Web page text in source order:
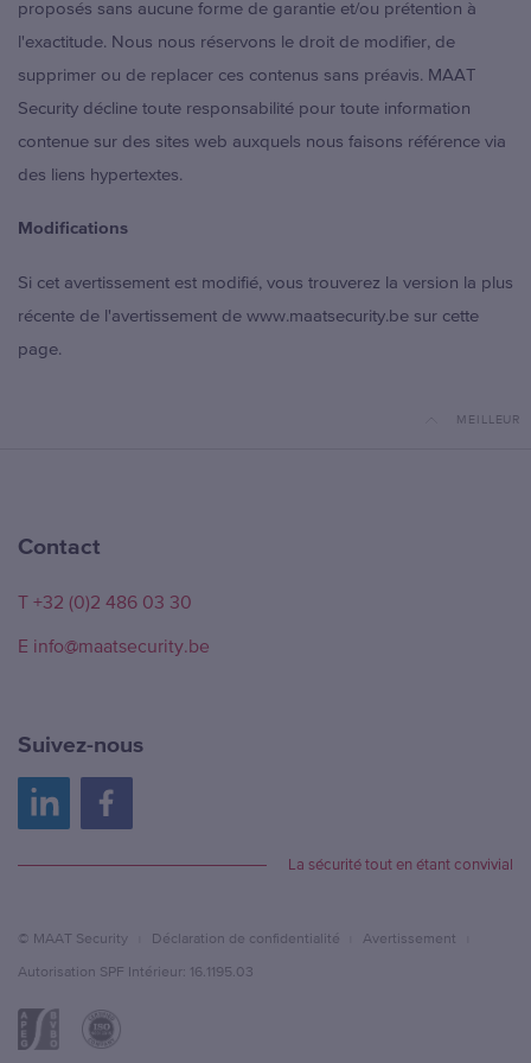
proposés sans aucune forme de garantie et/ou prétention à
l'exactitude. Nous nous réservons le droit de modifier, de
supprimer ou de replacer ces contenus sans préavis. MAAT
Security décline toute responsabilité pour toute information
contenue sur des sites web auxquels nous faisons référence via
des liens hypertextes.
Modifications
Si cet avertissement est modifié, vous trouverez la version la plus
récente de l'avertissement de www.maatsecurity.be sur cette
page.
MEILLEUR
Contact
T +32 (0)2 486 03 30
E info@maatsecurity.be
Suivez-nous
La sécurité tout en étant convivial
© MAAT Security Déclaration de confidentialité
Avertissement
Autorisation SPF Intérieur: 16.1195.03